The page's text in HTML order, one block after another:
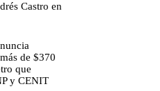
Castro en
de $370
que
y CENIT